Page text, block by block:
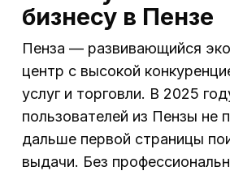
бизнесу в Пензе
Пенза — развивающийся
центр с высокой
услуг и торговли. В 2025
пользователей из Пензы не
дальше первой страницы
выдачи. Без